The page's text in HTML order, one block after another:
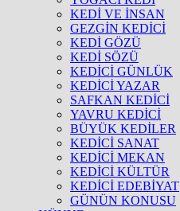
KEDİ VE İNSAN
GEZGİN KEDİCİ
KEDİ GÖZÜ
KEDİ SÖZÜ
KEDİCİ GÜNLÜK
KEDİCİ YAZAR
SAFKAN KEDİCİ
YAVRU KEDİCİ
BÜYÜK KEDİLER
KEDİCİ SANAT
KEDİCİ MEKAN
KEDİCİ KÜLTÜR
KEDİCİ EDEBİYAT
GÜNÜN KONUSU